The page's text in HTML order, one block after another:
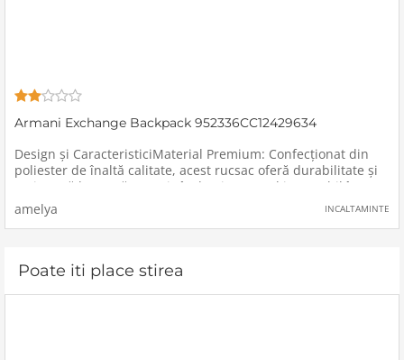
Armani Exchange Backpack 952336CC12429634
Design și CaracteristiciMaterial Premium: Confecționat din
poliester de înaltă calitate, acest rucsac oferă durabilitate și
rezistență la uzură, menținându-și aspectul impecabil în
timp.Culoare Elegantă: Disponibil într-o nuanță
amelya INCALTAMINTE
Poate iti place stirea